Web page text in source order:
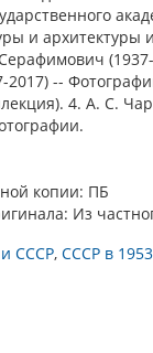
и архитектуры
--
4. А. С.
копии: ПБ
Из
и СССР СССР в 1953